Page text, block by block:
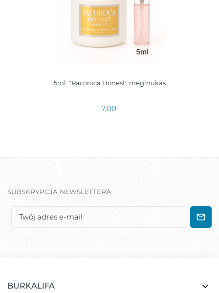
5ml. "Pacoroca Honest" mėginukas
7,00
SUBSKRYPCJA NEWSLETTERA
BURKALIFA 